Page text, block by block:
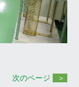
次のページ
＞